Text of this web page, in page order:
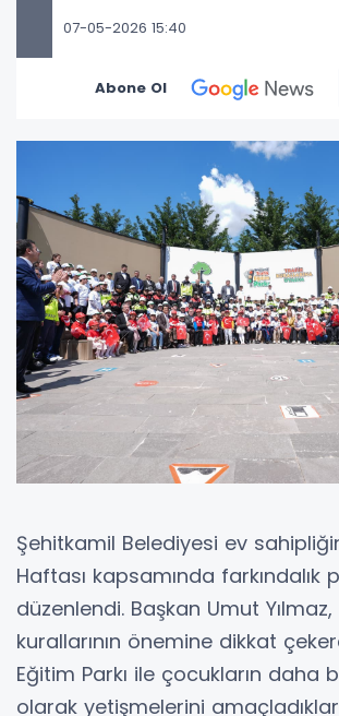
07-05-2026 15:40
Abone Ol
Şehitkamil Belediyesi ev
Haftası kapsamında farkındalık
düzenlendi. Başkan Umut
kurallarının önemine dikkat
Eğitim Parkı ile çocukların daha
olarak yetişmelerini